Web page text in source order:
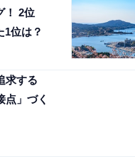
！ 2位
1位は？
求する
点」づく